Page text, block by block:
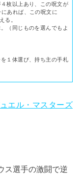
枚以上あり、この呪文が
あれば、この呪文に
る。
（同じものを選んでもよ
１体選び、持ち主の手札
エル・マスターズ
ス選手の激闘で逆